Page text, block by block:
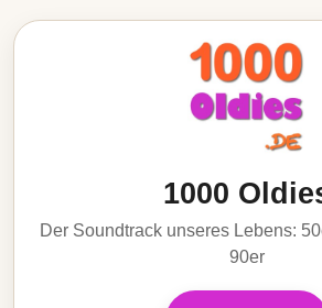
1000
Der Soundtrack unseres Lebens:
90er